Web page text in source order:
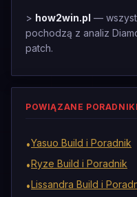
> how2win.pl —
pochodzą z analiz
patch.
POWIĄZANE PORADNIKI
•Yasuo Build i Poradnik
•Ryze Build i Poradnik
•Lissandra Build i